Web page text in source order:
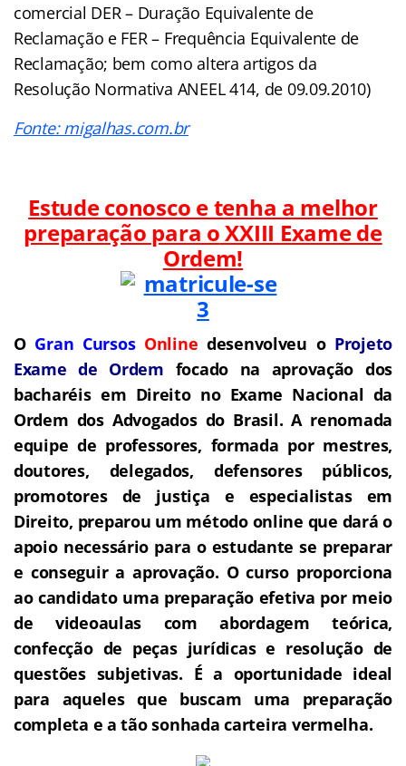
comercial DER – Duração Equivalente de
Reclamação e FER – Frequência Equivalente de
Reclamação; bem como altera artigos da
Resolução Normativa ANEEL 414, de 09.09.2010)
Fonte: migalhas.com.br
Estude conosco e tenha a melhor
preparação para oXXIII Exame de
Ordem!
O Gran Cursos Online desenvolveu o Projeto
Exame de Ordem focado na aprovação dos
bacharéis em Direito no Exame Nacional da
Ordem dos Advogados do Brasil. A renomada
equipe de professores, formada por mestres,
doutores, delegados, defensores públicos,
promotores de justiça e especialistas em
Direito, preparou um método online que dará o
apoio necessário para o estudante se preparar
e conseguir a aprovação. O curso proporciona
ao candidato uma preparação efetiva por meio
de videoaulas com abordagem teórica,
confecção de peças jurídicas e resolução de
questões subjetivas. É a oportunidade ideal
para aqueles que buscam uma preparação
completa e a tão sonhada carteira vermelha.